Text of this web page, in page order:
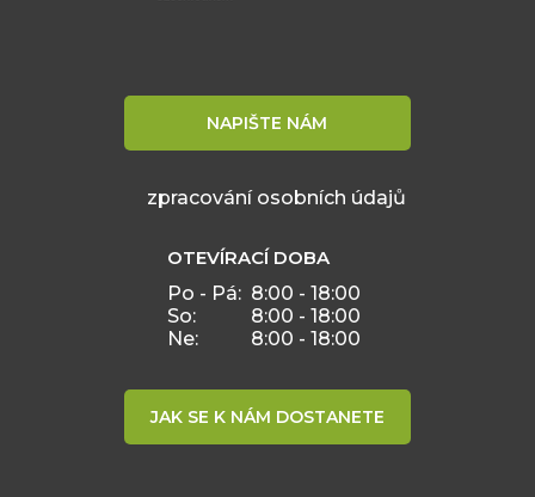
NAPIŠTE NÁM
zpracování osobních údajů
OTEVÍRACÍ DOBA
Po - Pá: 8:00 - 18:00
So:
8:00 - 18:00
Ne:
8:00 - 18:00
JAK SE K NÁM DOSTANETE